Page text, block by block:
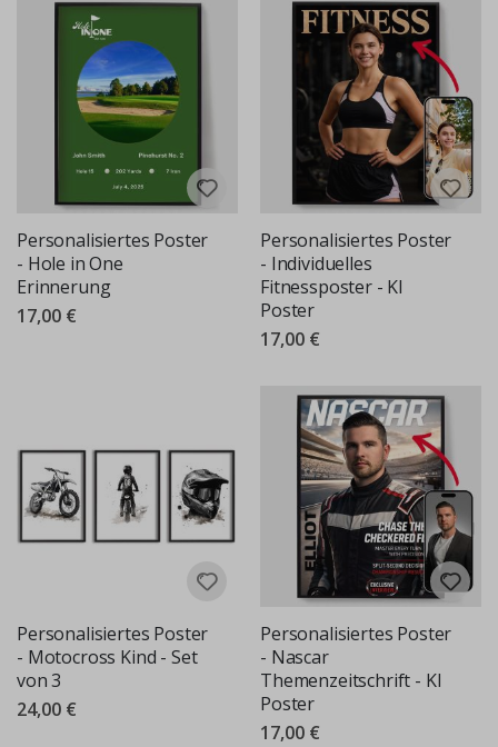
Personalisiertes Poster
- Hole in One
Erinnerung
17,00 €
Personalisiertes Poster
- Individuelles
Fitnessposter - KI
Poster
17,00 €
Personalisiertes Poster
- Motocross Kind - Set
von 3
24,00 €
Personalisiertes Poster
- Nascar
Themenzeitschrift - KI
Poster
17,00 €